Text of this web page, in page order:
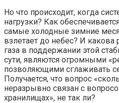
Но что происходит, когда
нагрузки? Как
самые холодные зимние
взлетает до небес? И
газа в поддержании этой
сути, являются огромными
позволяющими сглаживать
Получается, что вопрос
неразрывно связан с
хранилищах», не так ли?